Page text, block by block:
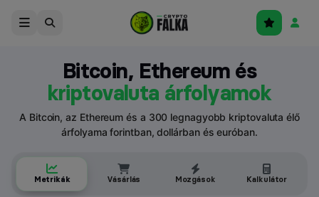
Bitcoin, Ethereum és
kriptovaluta árfolyamok
A Bitcoin, az Ethereum és a 300 legnagyobb kriptovaluta élő
árfolyama forintban, dollárban és euróban.
Metrikák Vásárlás Mozgások Kalkulátor